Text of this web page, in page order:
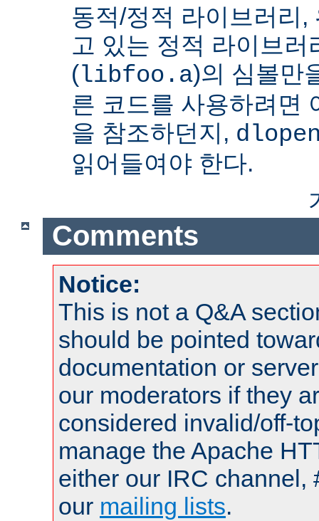
동적/정적 라이브러리,
고 있는 정적 라이브러
(libfoo.a)의 심볼만
른 코드를 사용하려면
을 참조하던지,
읽어들여야 한다.
Comments
Notice:
This is not a Q&A
should be pointed
documentation or
our moderators if they
considered invalid/off-
manage the Apache
either our IRC channel,
our mailing lists.